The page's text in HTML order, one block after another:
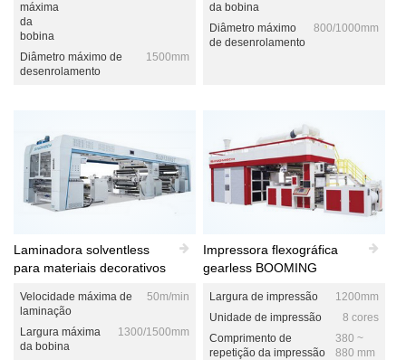
máxima
da
bobina
Diâmetro máximo de
desenrolamento
1500mm
da bobina
Diâmetro máximo
de desenrolamento
800/1000mm
Laminadora solventless
para materiais decorativos
Velocidade máxima de
laminação
50m/min
Largura máxima
da bobina
1300/1500mm
Impressora flexográfica
gearless BOOMING
Largura de impressão
1200mm
Unidade de impressão
8 cores
Comprimento de
repetição da impressão
380 ~
880 mm